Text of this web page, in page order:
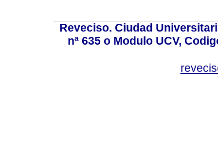
Reveciso. Ciudad
nª 635 o Modulo UCV,